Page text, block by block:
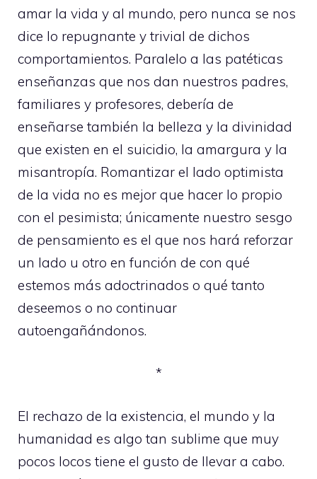
amar la vida y al mundo, pero nunca se nos
dice lo repugnante y trivial de dichos
comportamientos. Paralelo a las patéticas
enseñanzas que nos dan nuestros padres,
familiares y profesores, debería de
enseñarse también la belleza y la divinidad
que existen en el suicidio, la amargura y la
misantropía. Romantizar el lado optimista
de la vida no es mejor que hacer lo propio
con el pesimista; únicamente nuestro sesgo
de pensamiento es el que nos hará reforzar
un lado u otro en función de con qué
estemos más adoctrinados o qué tanto
deseemos o no continuar
autoengañándonos.
*
El rechazo de la existencia, el mundo y la
humanidad es algo tan sublime que muy
pocos locos tiene el gusto de llevar a cabo.